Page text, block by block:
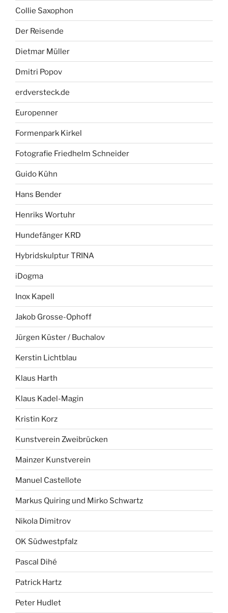
Collie Saxophon
Der Reisende
Dietmar Müller
Dmitri Popov
erdversteck.de
Europenner
Formenpark Kirkel
Fotografie Friedhelm Schneider
Guido Kühn
Hans Bender
Henriks Wortuhr
Hundefänger KRD
Hybridskulptur TRINA
iDogma
Inox Kapell
Jakob Grosse-Ophoff
Jürgen Küster / Buchalov
Kerstin Lichtblau
Klaus Harth
Klaus Kadel-Magin
Kristin Korz
Kunstverein Zweibrücken
Mainzer Kunstverein
Manuel Castellote
Markus Quiring und Mirko Schwartz
Nikola Dimitrov
OK Südwestpfalz
Pascal Dihé
Patrick Hartz
Peter Hudlet